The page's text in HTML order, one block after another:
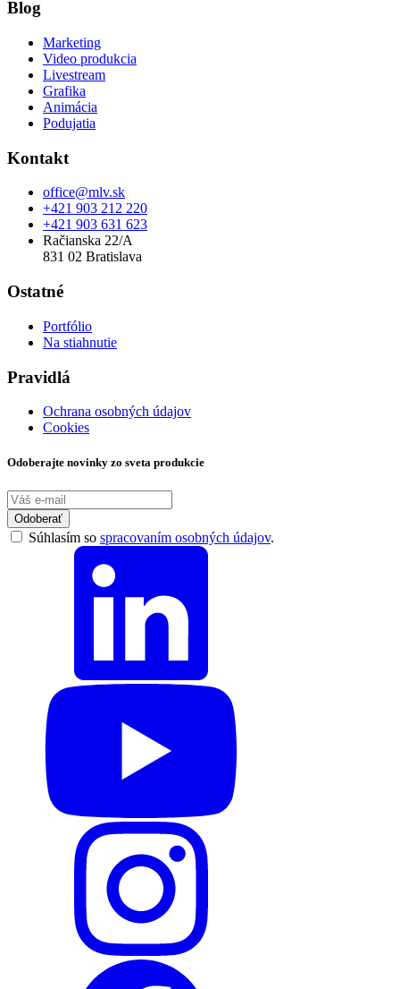
Blog
Marketing
Video produkcia
Livestream
Grafika
Animácia
Podujatia
Kontakt
office@mlv.sk
+421 903 212 220
+421 903 631 623
Račianska 22/A
831 02 Bratislava
Ostatné
Portfólio
Na stiahnutie
Pravidlá
Ochrana osobných údajov
Cookies
Odoberajte novinky zo sveta produkcie
Odoberať
Súhlasím so spracovaním osobných údajov.